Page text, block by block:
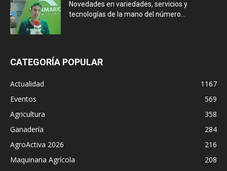
Novedades en variedades, servicios y
tecnologías de la mano del número...
CATEGORÍA POPULAR
Actualidad
1167
Eventos
569
Agricultura
358
Ganadería
284
AgroActiva 2026
216
Maquinaria Agrícola
208